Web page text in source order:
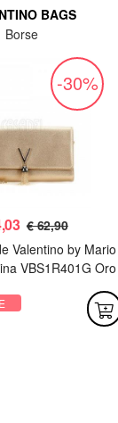
BAGS
Borse
-30%
€ 62,90
Valentino by Mario
VBS1R401G Oro